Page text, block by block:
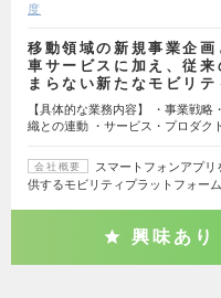
度
移動領域の新規事業企
車サービスに加え、従
まらない新たなモビリ
【具体的な業務内容】 ・事業戦
織との連動 ・サービス・プロダク
会社概要
スマートフォンアプ
供するモビリティプラットフォー
興味あり